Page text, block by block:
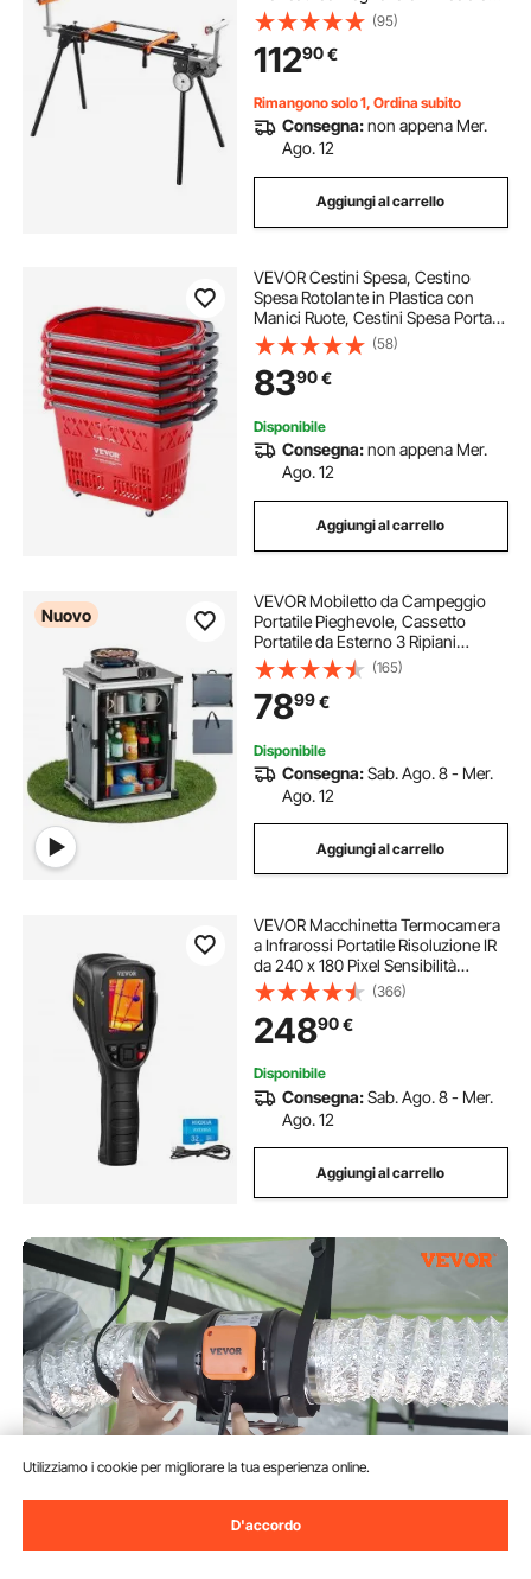
con Staffe di Montaggio in Un
Pezzo, Altezza e Lunghezza
Regolabili, Supporto per Troncatrice
Portatile
(95)
11290€
Rimangono solo 1, Ordina subito
Consegna:non appena Mer.
Ago. 12
Aggiungi al carrello
VEVOR Cestini Spesa, Cestino
Spesa Rotolante in Plastica con
Manici Ruote, Cestini Spesa Portatili
Grandi per Supermercati, Negozi al
Dettaglio, Fare la Spesa, 6 Pezzi,
Carrelli Spesa 39 Litri
(58)
8390€
Disponibile
Consegna:non appena Mer.
Ago. 12
Aggiungi al carrello
Nuovo
VEVOR Mobiletto da Campeggio
Portatile Pieghevole, Cassetto
Portatile da Esterno 3 Ripiani
Portaoggetti Piano in MDF Carico
max 30 kg Postazione Cucina da
Picnic Barbecue Feste Viaggio in
Camper
(165)
7899€
Disponibile
Consegna:Sab. Ago. 8 - Mer.
Ago. 12
Aggiungi al carrello
VEVOR Macchinetta Termocamera
a Infrarossi Portatile Risoluzione IR
da 240 x 180 Pixel Sensibilità
Termica 40 mK, Termocamera
Corporea Infrarossi Portatile con
Scheda SD 16 GB Temperatura
-20℃ a 350℃
(366)
24890€
Disponibile
Consegna:Sab. Ago. 8 - Mer.
Ago. 12
Aggiungi al carrello
VEVOR Compressore d'Aria
30MPa PCP Portatile
Utilizziamo i cookie per migliorare la tua esperienza online.
D'accordo